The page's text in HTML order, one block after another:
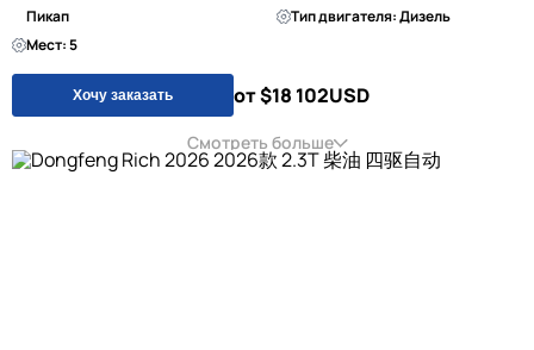
Пикап
Тип двигателя: Дизель
Мест: 5
Хочу заказать от $18 102USD
Смотреть больше